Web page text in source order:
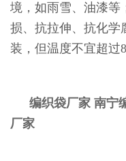
境，如雨雪、油漆等
损、抗拉伸、抗化学
装，但温度不宜超过
编织袋厂家 南宁
厂家